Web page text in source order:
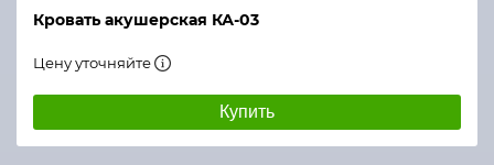
Кровать акушерская КА-03
Цену уточняйте
Купить